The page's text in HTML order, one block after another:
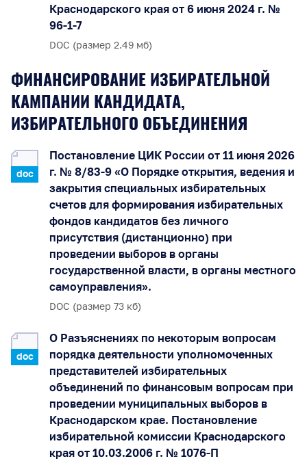
Краснодарского края от 6 июня 2024 г. №
96-1-7
DOC (размер 2.49 мб)
ФИНАНСИРОВАНИЕ ИЗБИРАТЕЛЬНОЙ
КАМПАНИИ КАНДИДАТА,
ИЗБИРАТЕЛЬНОГО ОБЪЕДИНЕНИЯ
doc
Постановление ЦИК России от 11 июня 2026
г. № 8/83-9 «О Порядке открытия, ведения и
закрытия специальных избирательных
счетов для формирования избирательных
фондов кандидатов без личного
присутствия (дистанционно) при
проведении выборов в органы
государственной власти, в органы местного
самоуправления».
DOC (размер 73 кб)
doc
О Разъяснениях по некоторым вопросам
порядка деятельности уполномоченных
представителей избирательных
объединений по финансовым вопросам при
проведении муниципальных выборов в
Краснодарском крае. Постановление
избирательной комиссии Краснодарского
края от 10.03.2006 г. № 1076-П